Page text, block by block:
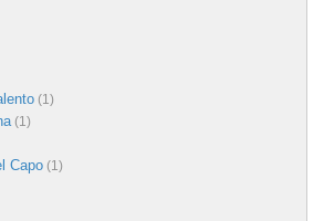
(1)
(1)
Capo (1)